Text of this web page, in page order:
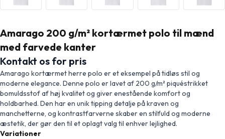
Amarago 200 g/m² kortærmet polo til mænd
med farvede kanter
Kontakt os for pris
Amarago kortærmet herre polo er et eksempel på tidløs stil og
moderne elegance. Denne polo er lavet af 200 g/m² piquéstrikket
bomuldsstof af høj kvalitet og giver enestående komfort og
holdbarhed. Den har en unik tipping detalje på kraven og
manchetterne, og kontrastfarverne skaber en stilfuld og moderne
æstetik, der gør den til et oplagt valg til enhver lejlighed.
Variationer